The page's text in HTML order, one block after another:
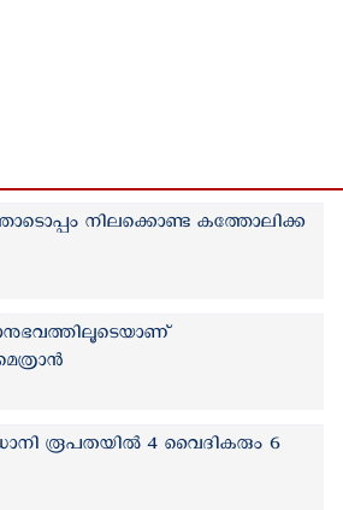
നിലക്കൊണ്ട കത്തോലിക്ക
രൂപതയില്‍ 4 വൈദികരും 6